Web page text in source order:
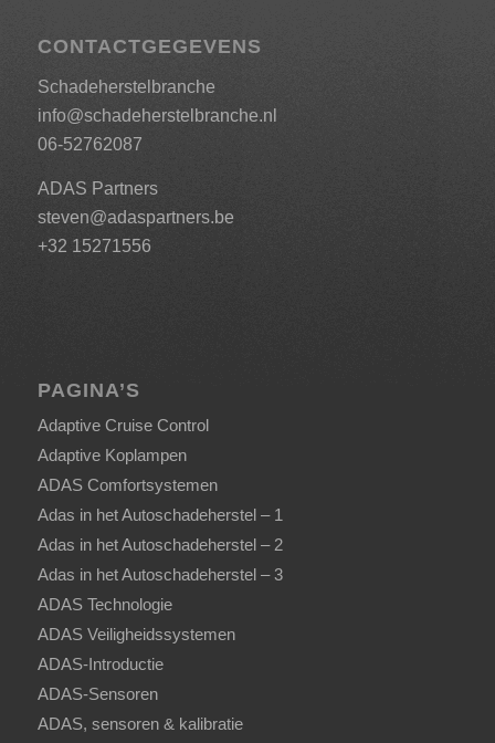
CONTACTGEGEVENS
Schadeherstelbranche
info@schadeherstelbranche.nl
06-52762087
ADAS Partners
steven@adaspartners.be
+32 15271556
PAGINA’S
Adaptive Cruise Control
Adaptive Koplampen
ADAS Comfortsystemen
Adas in het Autoschadeherstel – 1
Adas in het Autoschadeherstel – 2
Adas in het Autoschadeherstel – 3
ADAS Technologie
ADAS Veiligheidssystemen
ADAS-Introductie
ADAS-Sensoren
ADAS, sensoren & kalibratie